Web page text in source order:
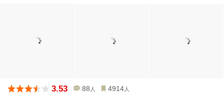
3.53 88 人 4914 人